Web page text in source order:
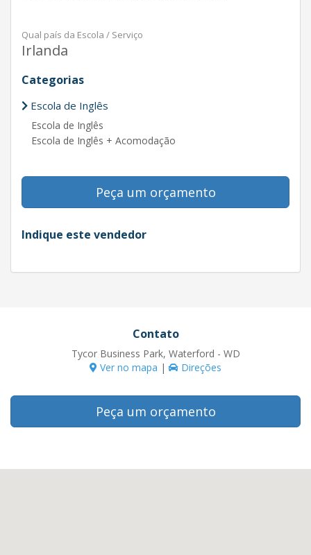
Qual país da Escola / Serviço
Irlanda
Categorias
Escola de Inglês
Escola de Inglês
Escola de Inglês + Acomodação
Peça um orçamento
Indique este vendedor
Contato
Tycor Business Park, Waterford - WD
Ver no mapa | Direções
Peça um orçamento